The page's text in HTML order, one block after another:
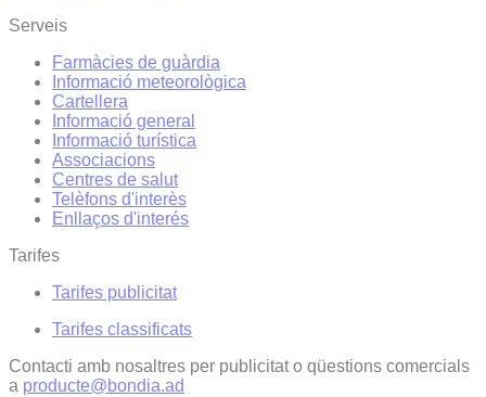
Serveis
Farmàcies de guàrdia
Informació meteorològica
Cartellera
Informació general
Informació turística
Associacions
Centres de salut
Telèfons d'interès
Enllaços d'interés
Tarifes
Tarifes publicitat
Tarifes classificats
Contacti amb nosaltres per publicitat o qüestions comercials
a producte@bondia.ad